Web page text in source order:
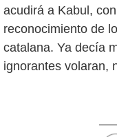
acudirá a Kabul,
reconocimiento de
catalana. Ya decía
ignorantes volaran,